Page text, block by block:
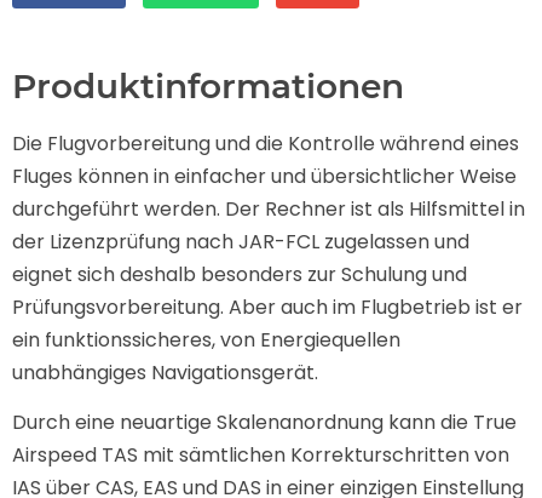
Produktinformationen
Die Flugvorbereitung und die Kontrolle während eines
Fluges können in einfacher und übersichtlicher Weise
durchgeführt werden. Der Rechner ist als Hilfsmittel in
der Lizenzprüfung nach JAR-FCL zugelassen und
eignet sich deshalb besonders zur Schulung und
Prüfungsvorbereitung. Aber auch im Flugbetrieb ist er
ein funktionssicheres, von Energiequellen
unabhängiges Navigationsgerät.
Durch eine neuartige Skalenanordnung kann die True
Airspeed TAS mit sämtlichen Korrekturschritten von
IAS über CAS, EAS und DAS in einer einzigen Einstellung